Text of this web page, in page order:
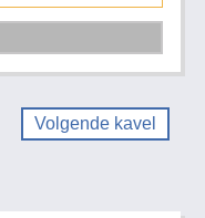
Volgende kavel